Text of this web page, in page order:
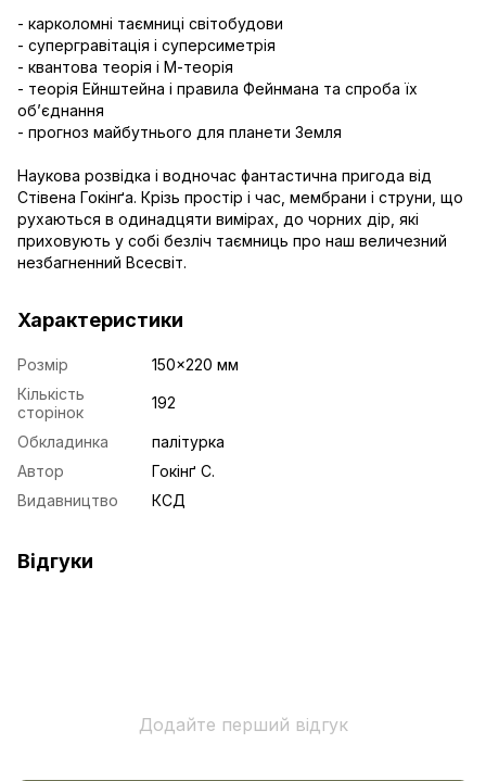
- карколомні таємниці світобудови
- супергравітація і суперсиметрія
- квантова теорія і М-теорія
- теорія Ейнштейна і правила Фейнмана та спроба їх
об’єднання
- прогноз майбутнього для планети Земля
Наукова розвідка і водночас фантастична пригода від
Стівена Гокінґа. Крізь простір і час, мембрани і струни, що
рухаються в одинадцяти вимірах, до чорних дір, які
приховують у собі безліч таємниць про наш величезний
незбагненний Всесвіт.
Характеристики
Розмір
150x220 мм
Кількість
сторінок
192
Обкладинка
палітурка
Автор
Гокінґ С.
Видавництво
КСД
Відгуки
Додайте перший відгук